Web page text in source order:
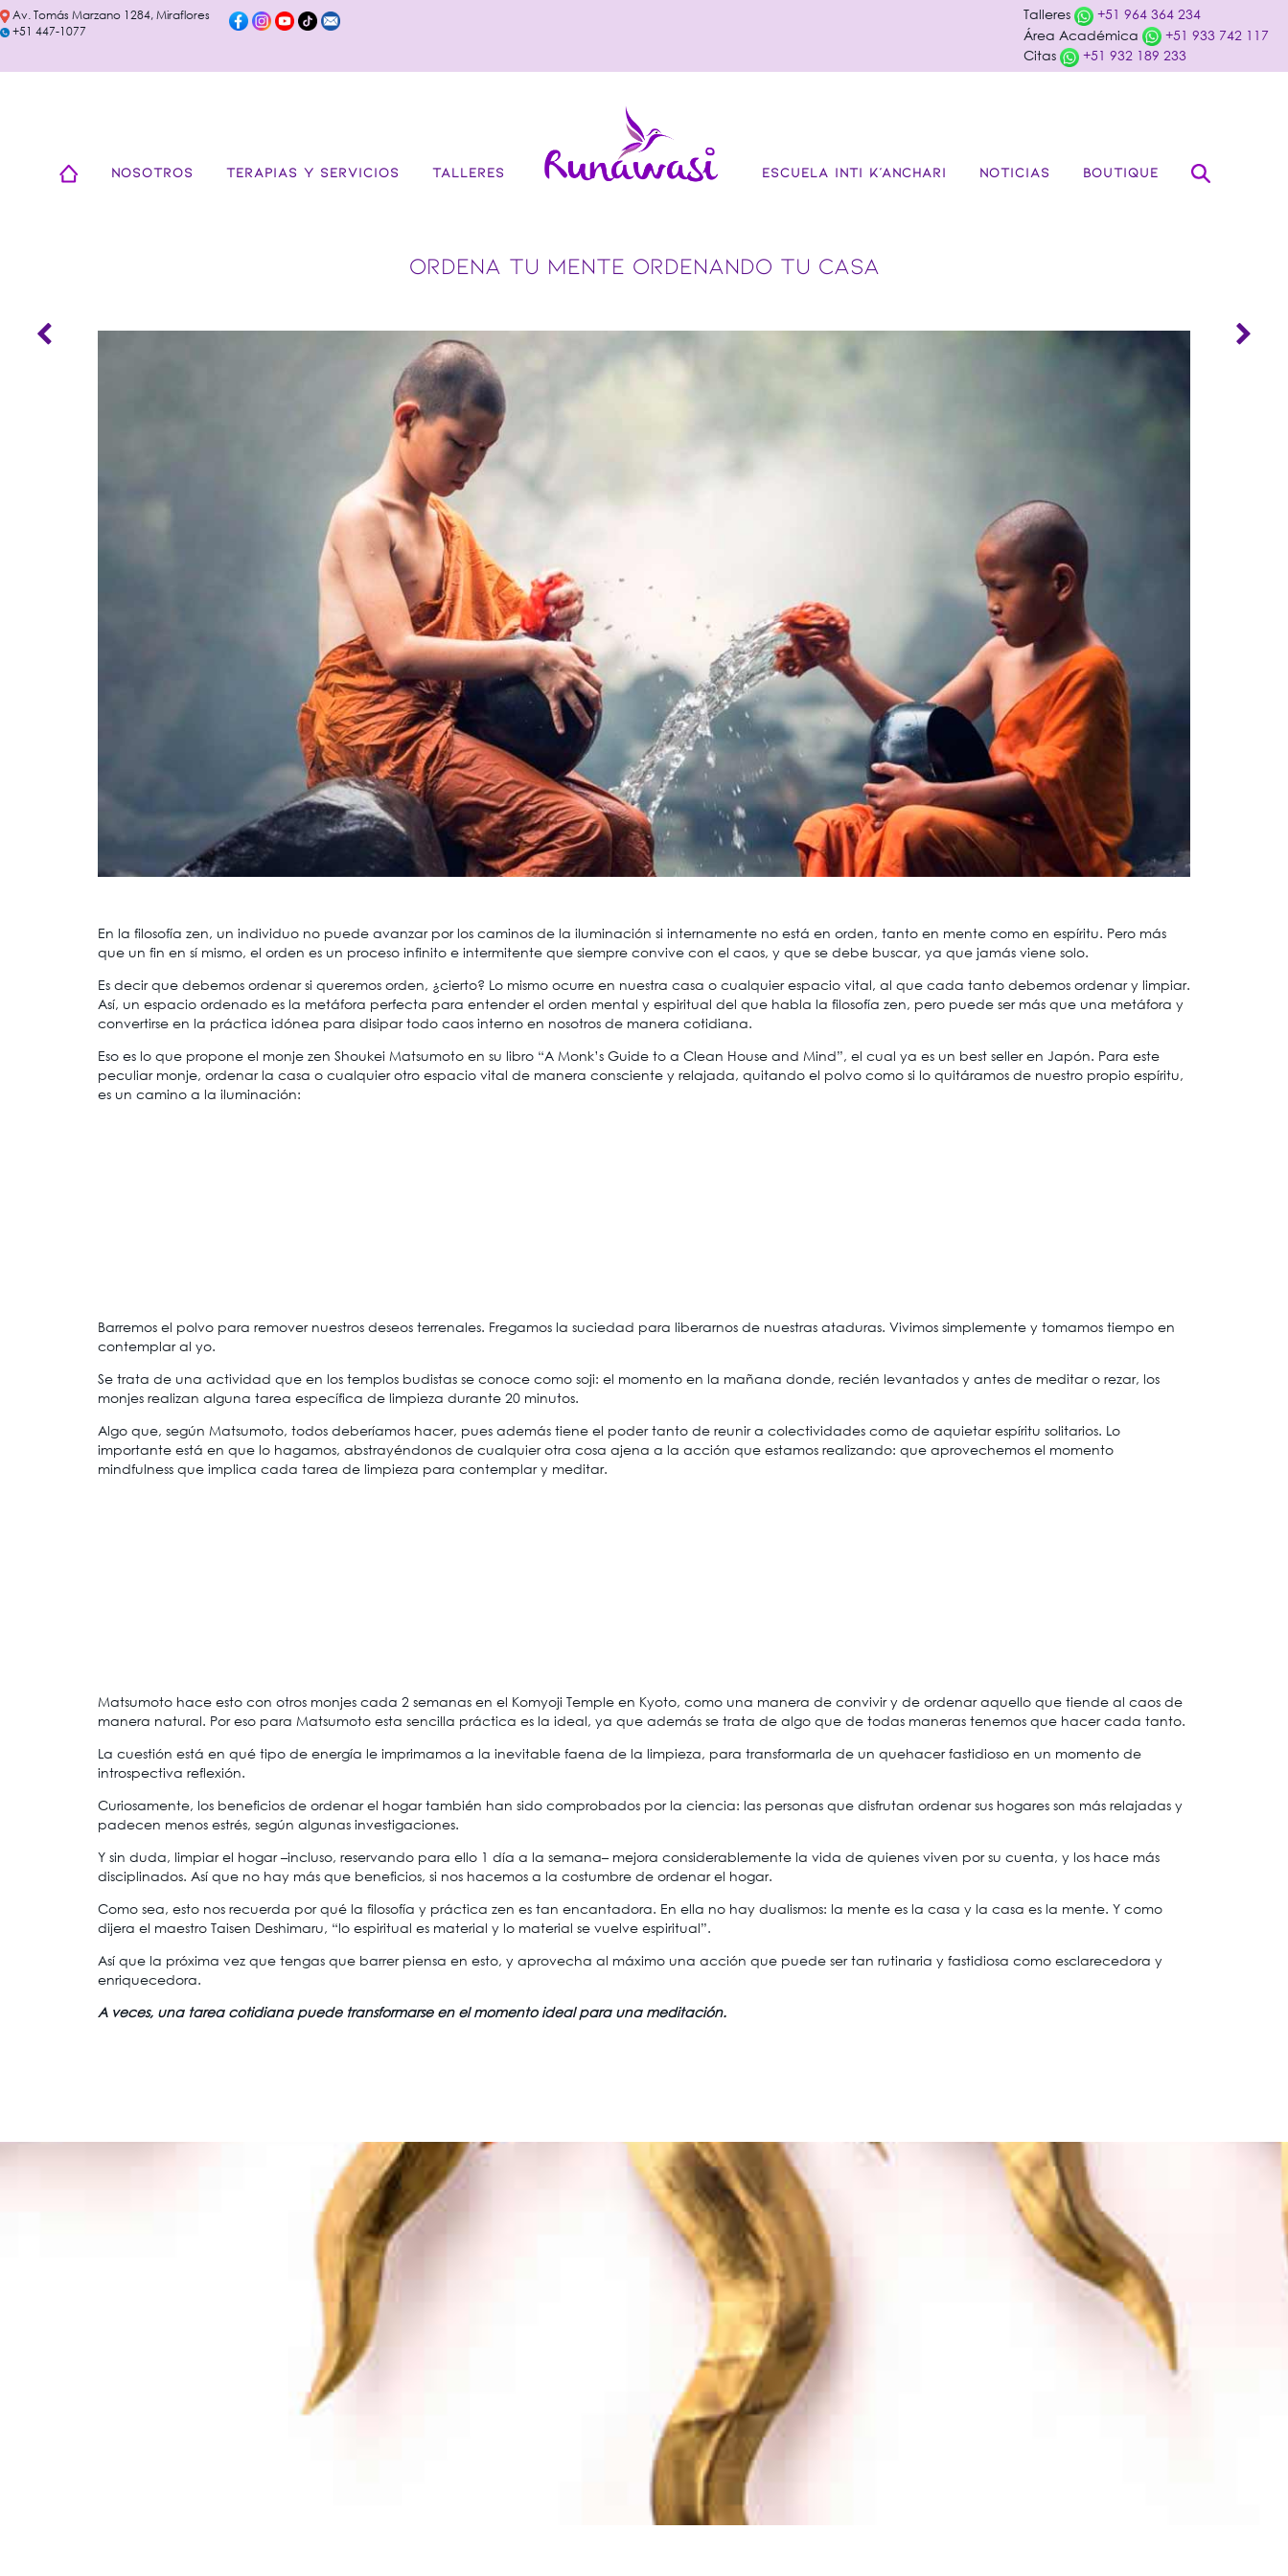
Av. Tomás Marzano 1284, Miraflores
+51 447-1077
Talleres
+51 964 364 234
Área Académica
+51 933 742 117
Citas
+51 932 189 233
NOSOTROS TERAPIAS Y SERVICIOS TALLERES ESCUELA INTI K’ANCHARI NOTICIAS BOUTIQUE
ORDENA TU MENTE ORDENANDO TU CASA
En la filosofía zen, un individuo no puede avanzar por los caminos de la iluminación si internamente no está en orden, tanto en mente como en espíritu. Pero más
que un fin en sí mismo, el orden es un proceso infinito e intermitente que siempre convive con el caos, y que se debe buscar, ya que jamás viene solo.
Es decir que debemos ordenar si queremos orden, ¿cierto? Lo mismo ocurre en nuestra casa o cualquier espacio vital, al que cada tanto debemos ordenar y limpiar.
Así, un espacio ordenado es la metáfora perfecta para entender el orden mental y espiritual del que habla la filosofía zen, pero puede ser más que una metáfora y
convertirse en la práctica idónea para disipar todo caos interno en nosotros de manera cotidiana.
Eso es lo que propone el monje zen Shoukei Matsumoto en su libro “A Monk’s Guide to a Clean House and Mind”, el cual ya es un best seller en Japón. Para este
peculiar monje, ordenar la casa o cualquier otro espacio vital de manera consciente y relajada, quitando el polvo como si lo quitáramos de nuestro propio espíritu,
es un camino a la iluminación:
Barremos el polvo para remover nuestros deseos terrenales. Fregamos la suciedad para liberarnos de nuestras ataduras. Vivimos simplemente y tomamos tiempo en
contemplar al yo.
Se trata de una actividad que en los templos budistas se conoce como soji: el momento en la mañana donde, recién levantados y antes de meditar o rezar, los
monjes realizan alguna tarea específica de limpieza durante 20 minutos.
Algo que, según Matsumoto, todos deberíamos hacer, pues además tiene el poder tanto de reunir a colectividades como de aquietar espíritu solitarios. Lo
importante está en que lo hagamos, abstrayéndonos de cualquier otra cosa ajena a la acción que estamos realizando: que aprovechemos el momento
mindfulness que implica cada tarea de limpieza para contemplar y meditar.
Matsumoto hace esto con otros monjes cada 2 semanas en el Komyoji Temple en Kyoto, como una manera de convivir y de ordenar aquello que tiende al caos de
manera natural. Por eso para Matsumoto esta sencilla práctica es la ideal, ya que además se trata de algo que de todas maneras tenemos que hacer cada tanto.
La cuestión está en qué tipo de energía le imprimamos a la inevitable faena de la limpieza, para transformarla de un quehacer fastidioso en un momento de
introspectiva reflexión.
Curiosamente, los beneficios de ordenar el hogar también han sido comprobados por la ciencia: las personas que disfrutan ordenar sus hogares son más relajadas y
padecen menos estrés, según algunas investigaciones.
Y sin duda, limpiar el hogar –incluso, reservando para ello 1 día a la semana– mejora considerablemente la vida de quienes viven por su cuenta, y los hace más
disciplinados. Así que no hay más que beneficios, si nos hacemos a la costumbre de ordenar el hogar.
Como sea, esto nos recuerda por qué la filosofía y práctica zen es tan encantadora. En ella no hay dualismos: la mente es la casa y la casa es la mente. Y como
dijera el maestro Taisen Deshimaru, “lo espiritual es material y lo material se vuelve espiritual”.
Así que la próxima vez que tengas que barrer piensa en esto, y aprovecha al máximo una acción que puede ser tan rutinaria y fastidiosa como esclarecedora y
enriquecedora.
A veces, una tarea cotidiana puede transformarse en el momento ideal para una meditación.